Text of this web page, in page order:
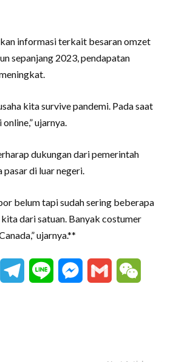
informasi terkait besaran omzet
sepanjang 2023, pendapatan
kita survive pandemi. Pada saat
ujarnya.
dukungan dari pemerintah
pasar di luar negeri.
belum tapi sudah sering beberapa
dari satuan. Banyak costumer
ujarnya.**
Email Telegram
Line Messenger
Gmail